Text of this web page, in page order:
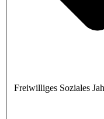
Freiwilliges Soziales